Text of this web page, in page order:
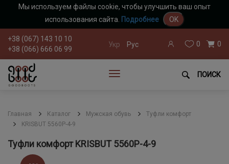
Мы используем файлы cookie, чтобы улучшить ваш опыт
использования сайта. Подробнее OK
+38 (067) 143 10 10
+38 (066) 666 06 99
Укр Рус 0 0
ПОИСК
Главная Каталог Мужская обувь
Туфли комфорт
KRISBUT 5560P-4-9
Туфли комфорт KRISBUT 5560P-4-9